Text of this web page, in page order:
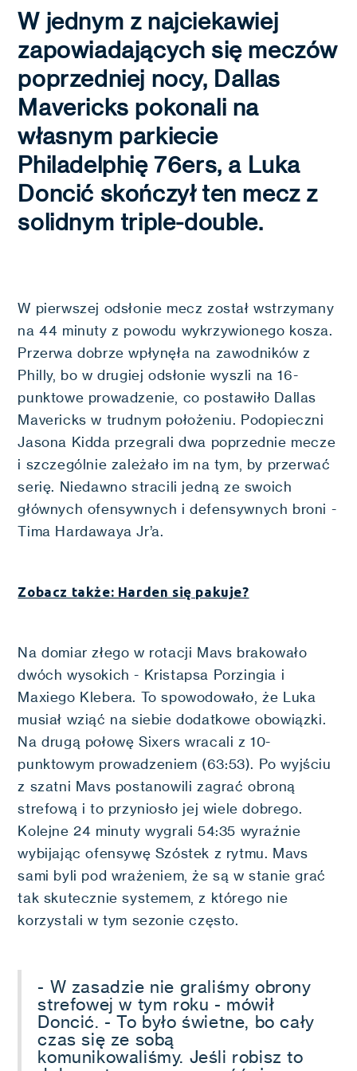
W jednym z najciekawiej
zapowiadających się meczów
poprzedniej nocy, Dallas
Mavericks pokonali na
własnym parkiecie
Philadelphię 76ers, a Luka
Doncić skończył ten mecz z
solidnym triple-double.
W pierwszej odsłonie mecz został wstrzymany
na 44 minuty z powodu wykrzywionego kosza.
Przerwa dobrze wpłynęła na zawodników z
Philly, bo w drugiej odsłonie wyszli na 16-
punktowe prowadzenie, co postawiło Dallas
Mavericks w trudnym położeniu. Podopieczni
Jasona Kidda przegrali dwa poprzednie mecze
i szczególnie zależało im na tym, by przerwać
serię. Niedawno stracili jedną ze swoich
głównych ofensywnych i defensywnych broni -
Tima Hardawaya Jr’a.
Zobacz także: Harden się pakuje?
Na domiar złego w rotacji Mavs brakowało
dwóch wysokich - Kristapsa Porzingia i
Maxiego Klebera. To spowodowało, że Luka
musiał wziąć na siebie dodatkowe obowiązki.
Na drugą połowę Sixers wracali z 10-
punktowym prowadzeniem (63:53). Po wyjściu
z szatni Mavs postanowili zagrać obroną
strefową i to przyniosło jej wiele dobrego.
Kolejne 24 minuty wygrali 54:35 wyraźnie
wybijając ofensywę Szóstek z rytmu. Mavs
sami byli pod wrażeniem, że są w stanie grać
tak skutecznie systemem, z którego nie
korzystali w tym sezonie często.
- W zasadzie nie graliśmy obrony
strefowej w tym roku - mówił
Doncić. - To było świetne, bo cały
czas się ze sobą
komunikowaliśmy. Jeśli robisz to